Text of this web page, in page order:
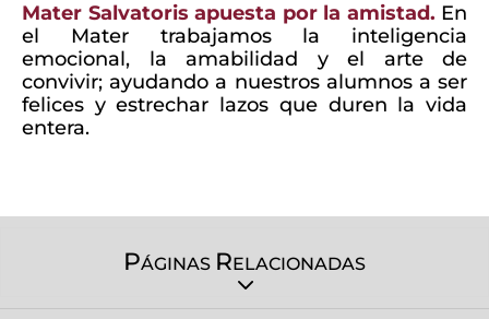
Mater Salvatoris apuesta por la amistad. En
el Mater trabajamos la inteligencia
emocional, la amabilidad y el arte de
convivir; ayudando a nuestros alumnos a ser
felices y estrechar lazos que duren la vida
entera.
PÁGINAS RELACIONADAS